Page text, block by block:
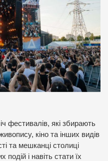
фестивалів, які збирають
кіно та інших видів
та мешканці столиці
подій і навіть стати їх